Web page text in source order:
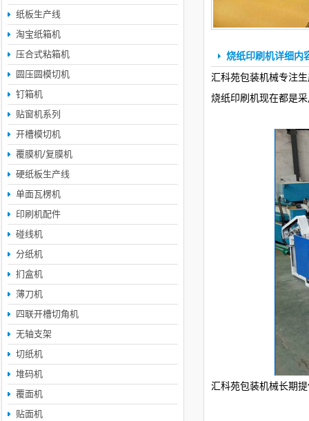
烧纸印刷机详细内
汇科苑包装机械专注
烧纸印刷机现在都是
汇科苑包装机械长期
纸板生产线
淘宝纸箱机
压合式粘箱机
圆压圆模切机
钉箱机
贴窗机系列
开槽模切机
覆膜机/复膜机
硬纸板生产线
单面瓦楞机
印刷机配件
碰线机
分纸机
扪盒机
薄刀机
四联开槽切角机
无轴支架
切纸机
堆码机
覆面机
贴面机